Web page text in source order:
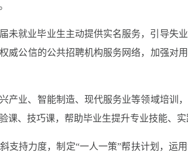
未就业毕业生主动提供实名服务，引导失
威公信的公共招聘机构服务网络，加强对
产业、智能制造、现代服务业等领域培训
课、技巧课，帮助毕业生提升专业技能、实
支持力度，制定“一人一策”帮扶计划，运